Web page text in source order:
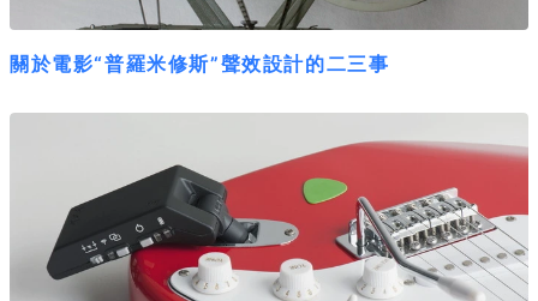
關於電影“普羅米修斯”聲效設計的二三事